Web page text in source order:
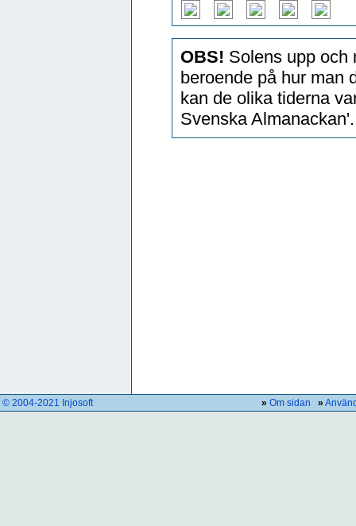
OBS! Solens upp och
beroende på hur man
kan de olika tiderna
Svenska
© 2004-2021 Injosoft » Om sidan »